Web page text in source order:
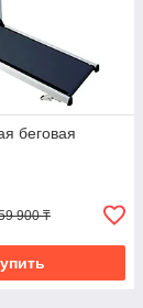
беговая
900 ₸